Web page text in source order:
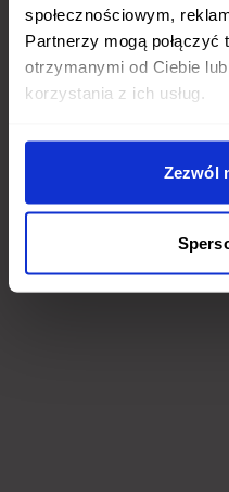
społecznościowym,
Partnerzy mogą
otrzymanymi od Ciebie
korzystania z ich usług.
Zezwól